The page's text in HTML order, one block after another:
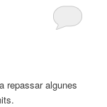
repassar algunes